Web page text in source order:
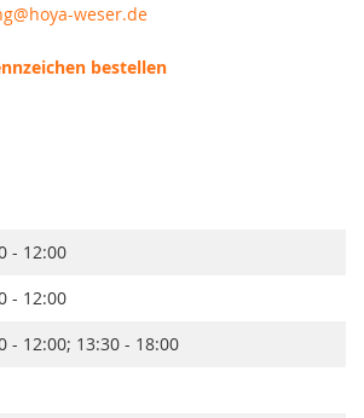
weser.de
bestellen
- 12:00
- 12:00
- 12:00; 13:30 - 18:00